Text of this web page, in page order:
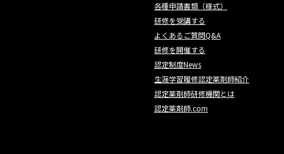
各種申請書類（様式）
研修を受講する
よくあるご質問Q&A
研修を開催する
認定制度News
生涯学習履修認定薬剤師紹介
認定薬剤師研修機関とは
認定薬剤師.com